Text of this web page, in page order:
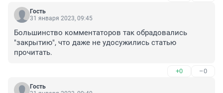
Гость
31 января 2023, 09:45
Большинство комментаторов так обрадовались
"закрытию", что даже не удосужились статью
прочитать.
+0 –0
Гость